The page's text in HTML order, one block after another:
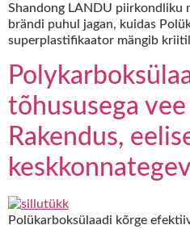
Shandong LANDU piirkondliku
brändi puhul jagan, kuidas
superplastifikaator mängib
tõhususega
Rakendus,
Polükarboksülaadi kõrge